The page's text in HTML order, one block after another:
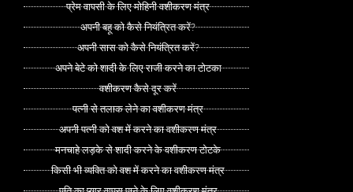
प्रेम वापसी के लिए मोहिनी वशीकरण मंत्र
अपनी बहू को कैसे नियंत्रित करें?
अपनी सास को कैसे नियंत्रित करें?
अपने बेटे को शादी के लिए राजी करने का टोटका
वशीकरण कैसे दूर करें
पत्नी से तलाक लेने का वशीकरण मंत्र
अपनी पत्नी को वश में करने का वशीकरण मंत्र
मनचाहे लड़के से शादी करने के वशीकरण टोटके
किसी भी व्यक्ति को वश में करने का वशीकरण मंत्र